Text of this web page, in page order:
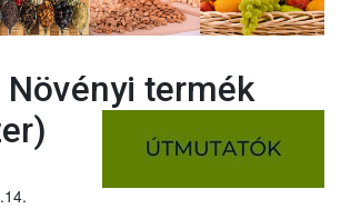
Növényi termék